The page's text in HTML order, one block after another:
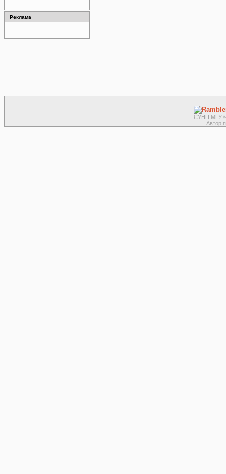
Реклама
СУНЦ МГУ ©
Автор